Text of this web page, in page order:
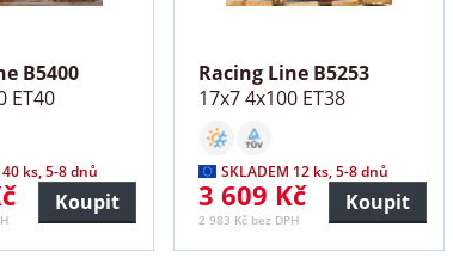
B5400
ET40
ks, 5-8 dnů
Koupit
Racing Line B5253
17x7 4x100 ET38
SKLADEM 12 ks, 5-8 dnů
3 609 Kč
2 983 Kč bez DPH
Koupit